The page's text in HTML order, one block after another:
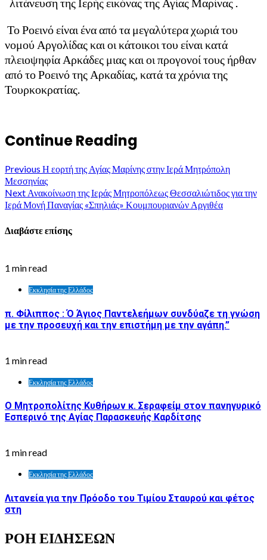
Το Ροεινό είναι ένα από τα μεγαλύτερα χωριά του
νομού Αργολίδας και οι κάτοικοι του είναι κατά
πλειοψηφία Αρκάδες μιας και οι προγονοί τους ήρθαν
από το Ροεινό της Αρκαδίας, κατά τα χρόνια της
Τουρκοκρατίας.
Continue Reading
Previous Η εορτή της Αγίας Μαρίνης στην Ιερά Μητρόπολη
Μεσσηνίας
Next Ανακοίνωση της Ιεράς Μητροπόλεως Θεσσαλιώτιδος για την
Ιερά Μονή Παναγίας «Σπηλιάς» Κουμπουριανών Αργιθέα
Διαβάστε επίσης
1 min read
Εκκλησία της Ελλάδος
π. Φίλιππος : Ό Άγιος Παντελεήμων συνδύαζε τη γνώση
με την προσευχή και την επιστήμη με την αγάπη.”
1 min read
Εκκλησία της Ελλάδος
Ο Μητροπολίτης Κυθήρων κ. Σεραφείμ στον πανηγυρικό
Εσπερινό της Αγίας Παρασκευής Καρδίτσης
1 min read
Εκκλησία της Ελλάδος
Λιτανεία για την Πρόοδο του Τιμίου Σταυρού και φέτος
στη
ΡΟΗ ΕΙΔΗΣΕΩΝ